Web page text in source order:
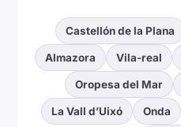
Castellón de la Plana
Almazora Vila-real
Oropesa del Mar
La Vall d’Uixó Onda